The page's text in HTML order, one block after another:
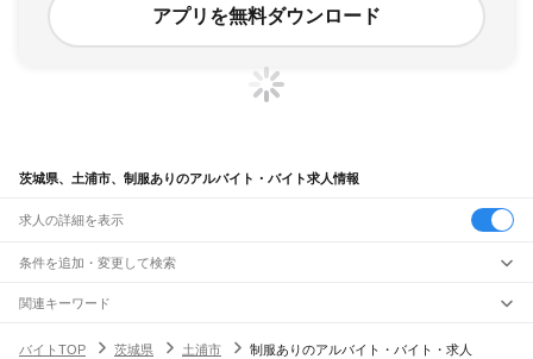
アプリを無料ダウンロード
茨城県、土浦市、制服ありのアルバイト・バイト求人情報
求人の詳細を表示
条件を追加・変更して検索
市区町村を追加・変更
茨城県すべて
駅を追加・変更
関連キーワード
茨城県 土浦市 髪色 自由
バイトTOP 茨城県 土浦市 制服ありのアルバイト・バイト・求人